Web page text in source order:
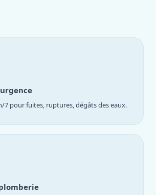
pour fuites, ruptures, dégâts des eaux.